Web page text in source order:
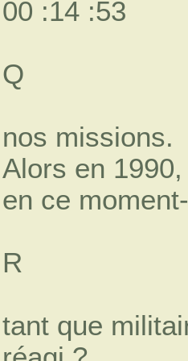
00 :14 :53
Q
nos missions.
Alors en
en ce
R
tant que